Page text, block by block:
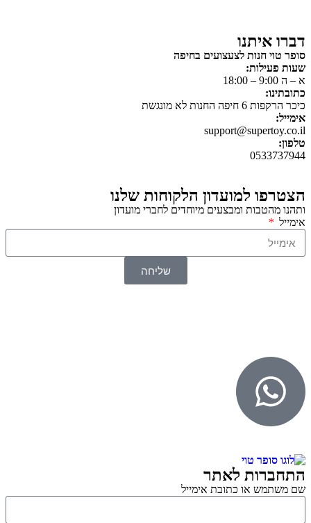
דברו איתנו
סופר טוי חנות לצעצועים בחיפה
שעות פעילות:
א – ה 9:00 – 18:00
כתובתינו:
כיכר הרקפות 6 חיפה החנות לא מונגשת
אימייל:
support@supertoy.co.il
טלפון:
0533737944
הצטרפו למועדון הלקוחות שלנו
ותהנו מהטבות ומבצעים מיוחדים לחברי מועדון
אימייל
שליחה
התחברות לאתר
שם משתמש או כתובת אימייל